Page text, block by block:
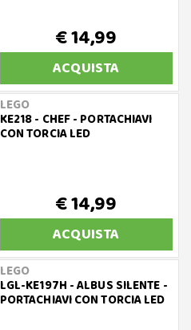
€ 14,99
ACQUISTA
LEGO
KE218 - CHEF - PORTACHIAVI
CON TORCIA LED
€ 14,99
ACQUISTA
LEGO
LGL-KE197H - ALBUS SILENTE -
PORTACHIAVI CON TORCIA LED